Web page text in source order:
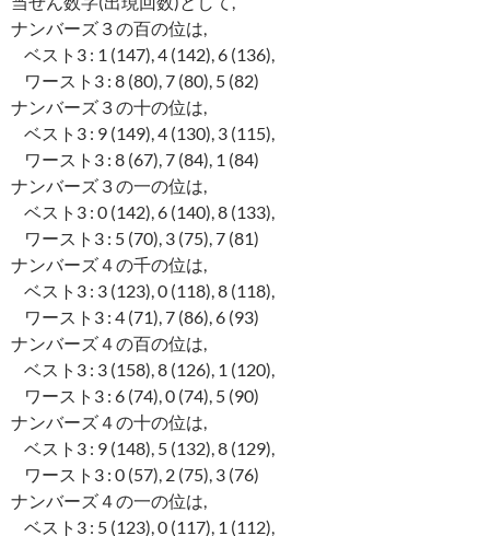
ナンバーズ３の百の位は,
ベスト3 : 1 (147), 4 (142), 6 (136),
ワースト3 : 8 (80), 7 (80), 5 (82)
ナンバーズ３の十の位は,
ベスト3 : 9 (149), 4 (130), 3 (115),
ワースト3 : 8 (67), 7 (84), 1 (84)
ナンバーズ３の一の位は,
ベスト3 : 0 (142), 6 (140), 8 (133),
ワースト3 : 5 (70), 3 (75), 7 (81)
ナンバーズ４の千の位は,
ベスト3 : 3 (123), 0 (118), 8 (118),
ワースト3 : 4 (71), 7 (86), 6 (93)
ナンバーズ４の百の位は,
ベスト3 : 3 (158), 8 (126), 1 (120),
ワースト3 : 6 (74), 0 (74), 5 (90)
ナンバーズ４の十の位は,
ベスト3 : 9 (148), 5 (132), 8 (129),
ワースト3 : 0 (57), 2 (75), 3 (76)
ナンバーズ４の一の位は,
ベスト3 : 5 (123), 0 (117), 1 (112),